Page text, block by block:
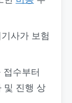
사가 보험
접수부터
및 진행 상